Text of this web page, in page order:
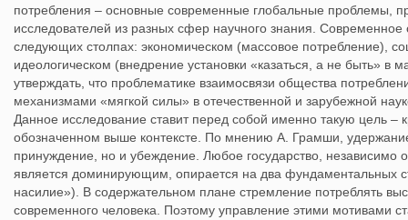
потребления – основные современные глобальные проблемы,
исследователей из разных сфер научного знания.
следующих столпах: экономическом (массовое потребление),
идеологическом (внедрение установки «казаться, а не быть» в
утверждать, что проблематике взаимосвязи общества
механизмами «мягкой силы» в отечественной и зарубежной
Данное исследование ставит перед собой именно такую цель –
обозначенном выше контексте. По мнению А. Грамши,
принуждение, но и убеждение. Любое государство, независимо
является доминирующим, опирается на два фундаментальных
насилие»). В содержательном плане стремление потреблять
современного человека. Поэтому управление этими мотивами